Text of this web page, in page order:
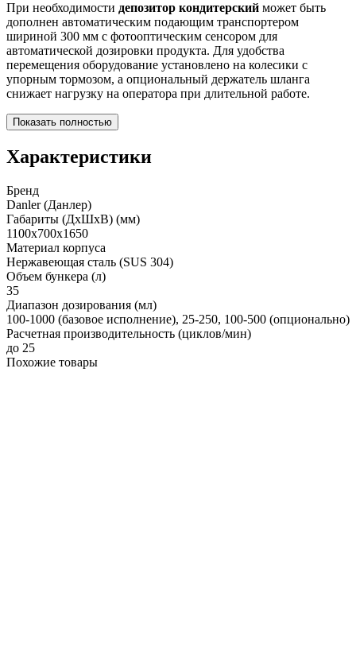
При необходимости депозитор кондитерский может быть
дополнен автоматическим подающим транспортером
шириной 300 мм с фотооптическим сенсором для
автоматической дозировки продукта. Для удобства
перемещения оборудование установлено на колесики с
упорным тормозом, а опциональный держатель шланга
снижает нагрузку на оператора при длительной работе.
Показать полностью
Характеристики
Бренд
Danler (Данлер)
Габариты (ДхШхВ) (мм)
1100х700х1650
Материал корпуса
Нержавеющая сталь (SUS 304)
Объем бункера (л)
35
Диапазон дозирования (мл)
100-1000 (базовое исполнение), 25-250, 100-500 (опционально)
Расчетная производительность (циклов/мин)
до 25
Похожие товары